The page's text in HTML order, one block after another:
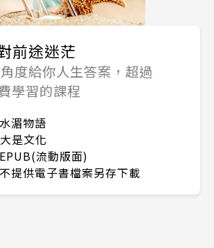
前途迷茫
度給你人生答案，超過
學習的課程
水湄物語
大是文化
EPUB(流動版面)
不提供電子書檔案另存下載